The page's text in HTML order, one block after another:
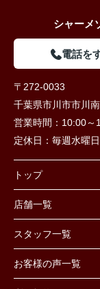
シャーメ
電話を
〒272-0033
千葉県市川市市川
営業時間： 10:00～
定休日： 毎週水曜
トップ
店舗一覧
スタッフ一覧
お客様の声一覧